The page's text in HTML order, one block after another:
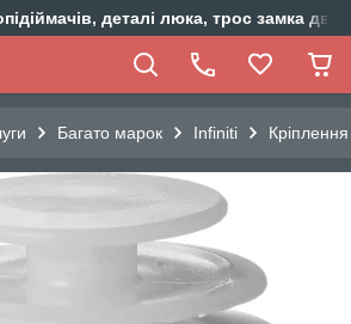
деталі люка, трос замка
Багато марок Infiniti